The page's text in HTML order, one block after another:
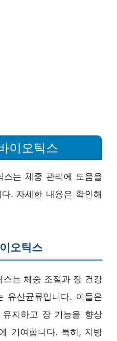
이오틱스
스는 체중 관리에 도움을
. 자세한 내용은 확인해
오틱스
스는 체중 조절과 장 건강
유산균류입니다. 이들은
지하고 장 기능을 향상
기여합니다. 특히, 지방